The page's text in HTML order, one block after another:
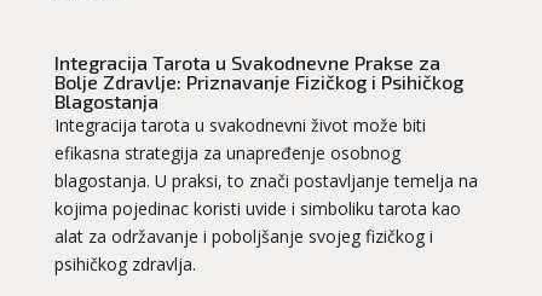
Integracija Tarota u Svakodnevne Prakse za
Bolje Zdravlje: Priznavanje Fizičkog i Psihičkog
Blagostanja
Integracija tarota u svakodnevni život može biti
efikasna strategija za unapređenje osobnog
blagostanja. U praksi, to znači postavljanje temelja na
kojima pojedinac koristi uvide i simboliku tarota kao
alat za održavanje i poboljšanje svojeg fizičkog i
psihičkog zdravlja.